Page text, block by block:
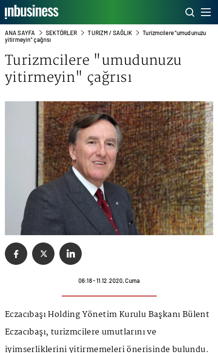
ANA SAYFA SEKTÖRLER TURIZM / SAĞLIK
Turizmcilere "umudunuzu
yitirmeyin" çağrısı
Turizmcilere "umudunuzu
yitirmeyin" çağrısı
06:18 - 11.12.2020, Cuma
Eczacıbaşı Holding Yönetim Kurulu Başkanı Bülent
Eczacıbaşı, turizmcilere umutlarını ve
iyimserliklerini yitirmemeleri önerisinde bulundu.